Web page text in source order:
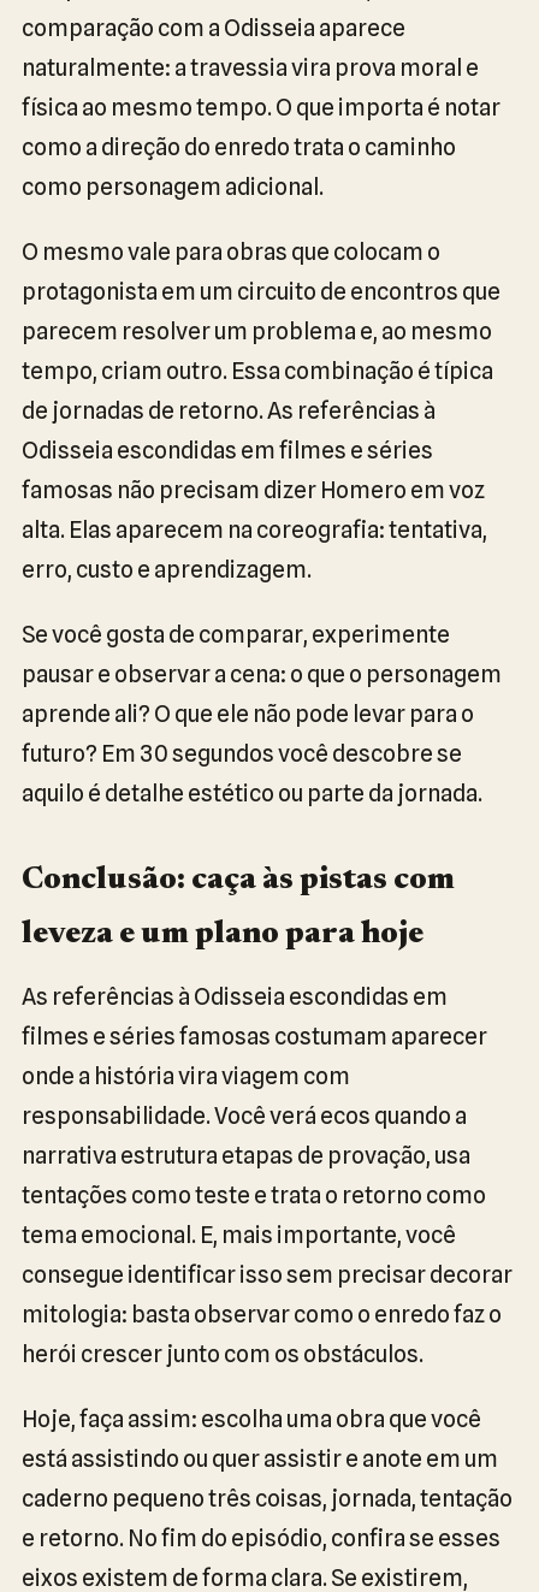
comparação com a Odisseia aparece
naturalmente: a travessia vira prova moral e
física ao mesmo tempo. O que importa é notar
como a direção do enredo trata o caminho
como personagem adicional.
O mesmo vale para obras que colocam o
protagonista em um circuito de encontros que
parecem resolver um problema e, ao mesmo
tempo, criam outro. Essa combinação é típica
de jornadas de retorno. As referências à
Odisseia escondidas em filmes e séries
famosas não precisam dizer Homero em voz
alta. Elas aparecem na coreografia: tentativa,
erro, custo e aprendizagem.
Se você gosta de comparar, experimente
pausar e observar a cena: o que o personagem
aprende ali? O que ele não pode levar para o
futuro? Em 30 segundos você descobre se
aquilo é detalhe estético ou parte da jornada.
Conclusão: caça às pistas com
leveza e um plano para hoje
As referências à Odisseia escondidas em
filmes e séries famosas costumam aparecer
onde a história vira viagem com
responsabilidade. Você verá ecos quando a
narrativa estrutura etapas de provação, usa
tentações como teste e trata o retorno como
tema emocional. E, mais importante, você
consegue identificar isso sem precisar decorar
mitologia: basta observar como o enredo faz o
herói crescer junto com os obstáculos.
Hoje, faça assim: escolha uma obra que você
está assistindo ou quer assistir e anote em um
caderno pequeno três coisas, jornada, tentação
e retorno. No fim do episódio, confira se esses
eixos existem de forma clara. Se existirem,